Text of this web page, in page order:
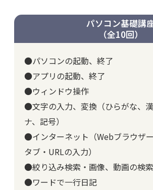
パソコン基礎講
（全10回）
●パソコンの起動、終了
●アプリの起動、終了
●ウィンドウ操作
●文字の入力、変換（ひらがな、
ナ、記号）
●インターネット（Webブラウザ
タブ・URLの入力）
●絞り込み検索・画像、動画の検索
●ワードで一行日記